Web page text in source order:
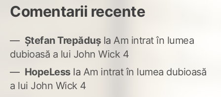
Comentarii recente
Ștefan Trepădușla Am intrat în lumea
dubioasă a lui John Wick 4
HopeLessla Am intrat în lumea dubioasă
a lui John Wick 4